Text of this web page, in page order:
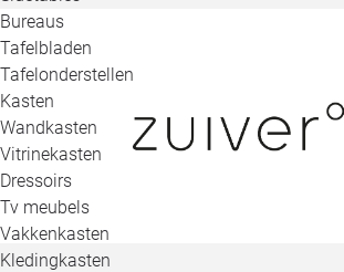
Bureaus
Tafelbladen
Tafelonderstellen
Kasten
Wandkasten
Vitrinekasten
Dressoirs
Tv meubels
Vakkenkasten
Kledingkasten